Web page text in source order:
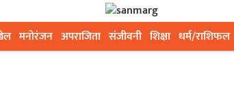
मनोरंजन अपराजिता संजीवनी शिक्षा धर्म/राशिफल